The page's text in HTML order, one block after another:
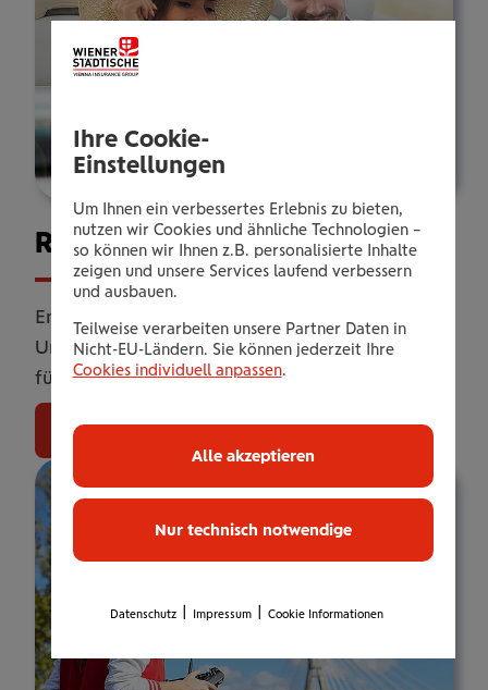
Rei­se­kas­ko­ver­si­che­rung
Entspannt mit dem eigenen Fahrzeug auf
Urlaub fahren? Geht ganz einfach: Vollkasko
für die Reise.
Jetzt online abschließen
Ihre Cookie-
Einstellungen
Um Ihnen ein verbessertes Erlebnis zu bieten,
nutzen wir Cookies und ähnliche Technologien –
so können wir Ihnen z.B. personalisierte Inhalte
zeigen und unsere Services laufend verbessern
und ausbauen.
Teilweise verarbeiten unsere Partner Daten in
Nicht-EU-Ländern. Sie können jederzeit Ihre
Cookies individuell anpassen.
Nur technisch notwendige
Alle akzeptieren
Datenschutz Impressum Cookie Informationen